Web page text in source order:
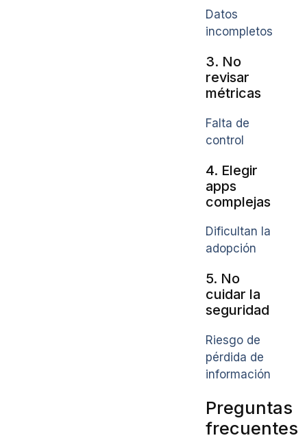
Datos
incompletos
3. No
revisar
métricas
Falta de
control
4. Elegir
apps
complejas
Dificultan la
adopción
5. No
cuidar la
seguridad
Riesgo de
pérdida de
información
Preguntas
frecuentes